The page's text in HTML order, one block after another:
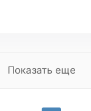
Показать еще